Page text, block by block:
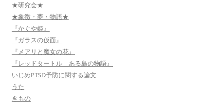
★研究会★
★象徴・夢・物語★
『かぐや姫』
『ガラスの仮面』
『メアリと魔女の花』
『レッドタートル ある島の物語』
いじめPTSD予防に関する論文
うた
きもの